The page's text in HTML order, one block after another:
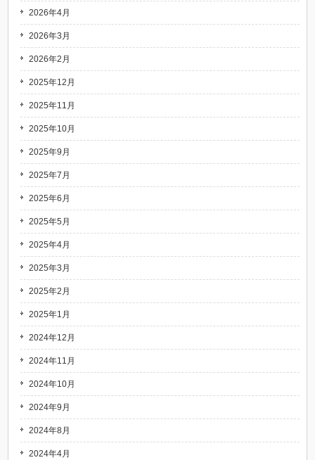
2026年4月
2026年3月
2026年2月
2025年12月
2025年11月
2025年10月
2025年9月
2025年7月
2025年6月
2025年5月
2025年4月
2025年3月
2025年2月
2025年1月
2024年12月
2024年11月
2024年10月
2024年9月
2024年8月
2024年4月